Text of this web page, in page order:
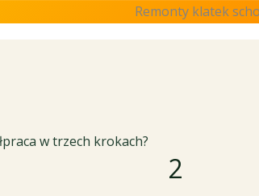
Remonty klatek
w trzech krokach?
2